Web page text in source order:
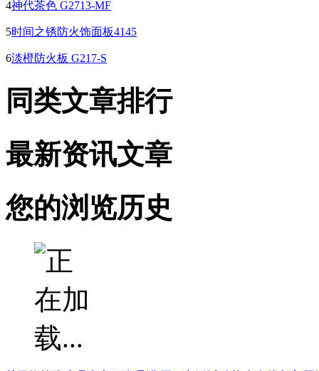
4神代茶色 G2713-MF
5时间之锈防火饰面板4145
6淡橙防火板 G217-S
同类文章排行
最新资讯文章
您的浏览历史